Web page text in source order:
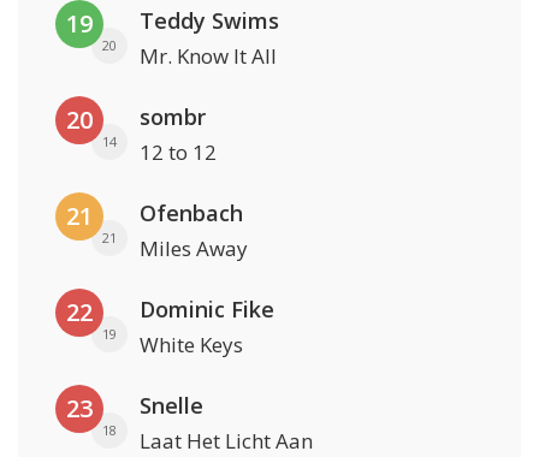
19
20
Teddy Swims
Mr. Know It All
20
14
sombr
12 to 12
21
21
Ofenbach
Miles Away
22
19
Dominic Fike
White Keys
23
18
Snelle
Laat Het Licht Aan